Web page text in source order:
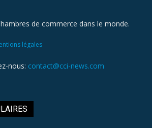
de commerce dans le monde.
légales
nous: contact@cci-news.com